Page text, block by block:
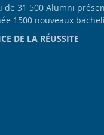
de 31 500 Alumni
1500 nouveaux
DE LA RÉUSSITE